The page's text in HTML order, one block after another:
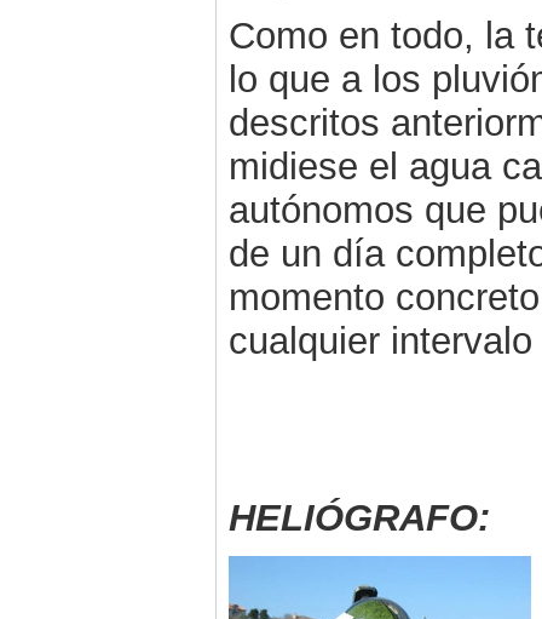
Como en todo, la
lo que a los
descritos
midiese el agua
autónomos que
de un día
momento
cualquier
HELIÓGRAFO: